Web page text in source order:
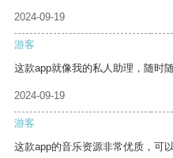
2024-09-19
游客
这款app就像我的私人助理，随时
2024-09-19
游客
这款app的音乐资源非常优质，可